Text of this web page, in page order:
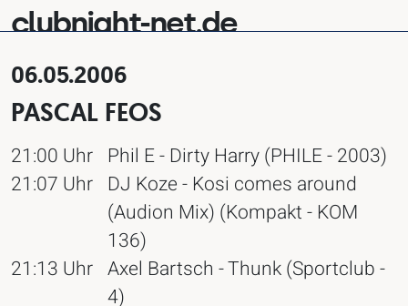
clubnight-net.de
06.05.2006
PASCAL FEOS
21:00 Uhr Phil E - Dirty Harry (PHILE - 2003)
21:07 Uhr DJ Koze - Kosi comes around
(Audion Mix) (Kompakt - KOM
136)
21:13 Uhr Axel Bartsch - Thunk (Sportclub -
4)